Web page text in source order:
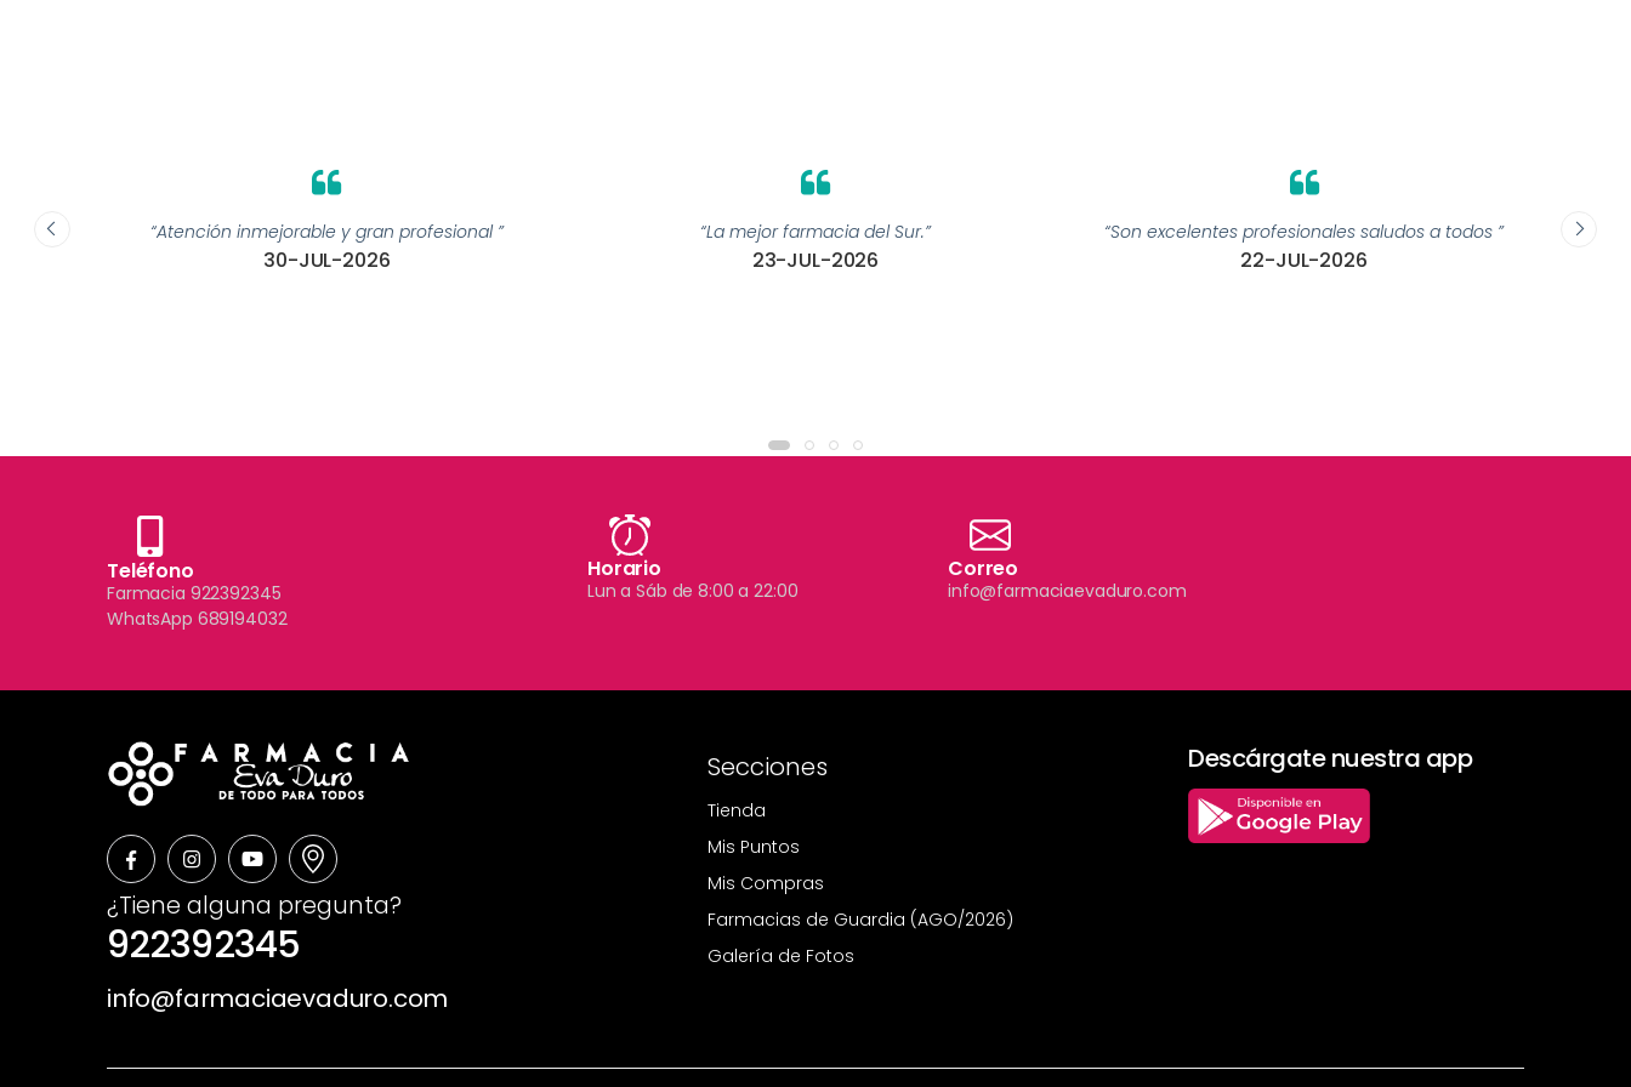
“Atención inmejorable y gran profesional ”
30-JUL-2026
“La mejor farmacia del Sur.”
23-JUL-2026
“Son excelentes profesionales saludos a todos ”
22-JUL-2026
“el
Teléfono
Farmacia 922392345
WhatsApp 689194032
Horario
Lun a Sáb de 8:00 a 22:00
Correo
info@farmaciaevaduro.com
¿Tiene alguna pregunta?
922392345
info@farmaciaevaduro.com
Secciones
Tienda
Mis Puntos
Mis Compras
Farmacias de Guardia (AGO/2026)
Galería de Fotos
Descárgate nuestra app